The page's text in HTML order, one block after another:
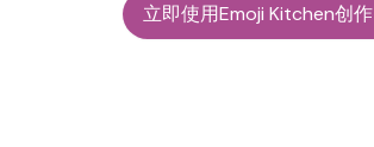
立即使用Emoji Kitchen创作